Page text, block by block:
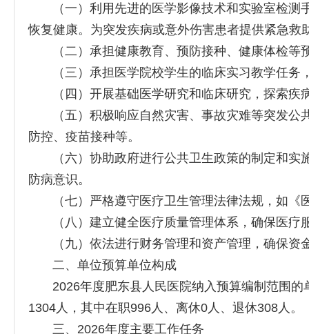
（一）利用先进的医学影像技术和实验室检测
恢复健康。为突发疾病或意外伤害患者提供紧急
（二）承担健康教育、预防接种、健康体检等
（三）承担医学院校学生的临床实习教学任务
（四）开展基础医学研究和临床研究，探索疾
（五）积极响应自然灾害、事故灾难等突发公
防控、疫苗接种等。
（六）协助政府进行公共卫生政策的制定和实
防病意识。
（七）严格遵守医疗卫生管理法律法规，如《
（八）建立健全医疗质量管理体系，确保医疗
（九）依法进行财务管理和资产管理，确保资
二、单位预算单位构成
2026年度肥东县人民医院纳入预算编制范围的
1304人，其中在职996人、离休0人、退休308人。
三、2026年度主要工作任务